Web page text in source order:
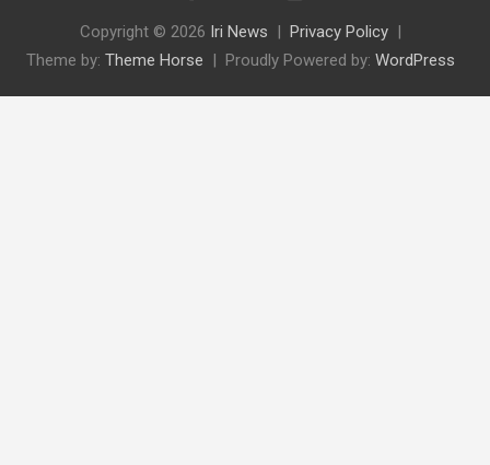
Copyright © 2026 Iri News
Privacy Policy
Theme by: Theme Horse Proudly Powered by: WordPress